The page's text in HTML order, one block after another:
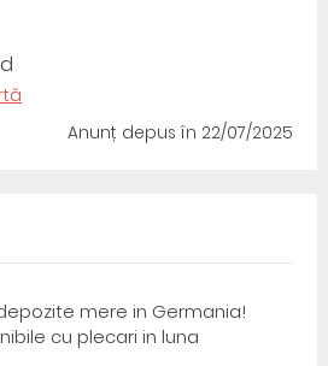
Anunț depusîn 22/07/2025
mere in Germania!
cu plecari in luna